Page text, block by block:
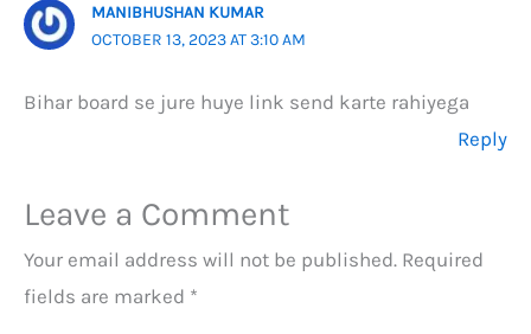
MANIBHUSHAN KUMAR
OCTOBER 13, 2023 AT 3:10 AM
Bihar board se jure huye link send karte rahiyega
Reply
Leave a Comment
Your email address will not be published. Required
fields are marked *